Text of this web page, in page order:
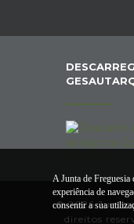
© 2026 Junta
direitos
A Junta de Freguesia
experiência de
consentir a sua